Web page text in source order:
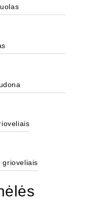
grioveliais